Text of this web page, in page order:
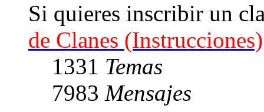
Si quieres inscribir un
de Clanes (Instrucciones)
1331 Temas
7983 Mensajes